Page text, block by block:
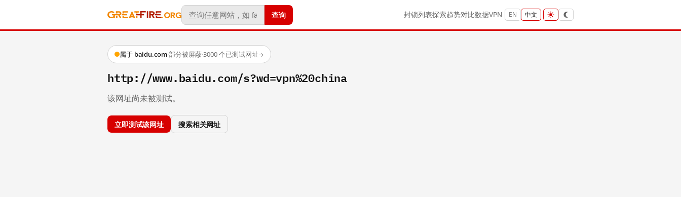
查询 封锁列表探索趋势对比数据VPN EN 中文
属于 baidu.com·部分被屏蔽·3000 个已测试网址→
http://www.baidu.com/s?wd=vpn%20china
该网址尚未被测试。
立即测试该网址 搜索相关网址